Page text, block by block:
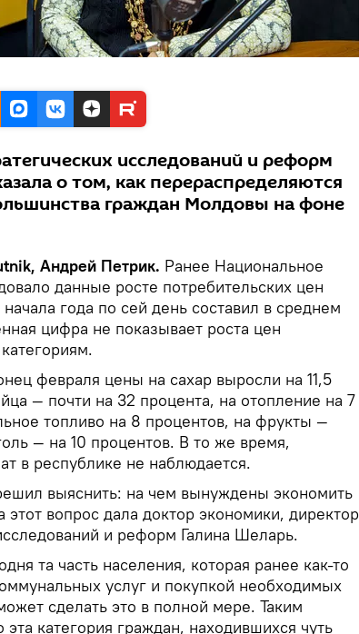
исследований и реформ
о том, как перераспределяются
граждан Молдовы на фоне
, Андрей Петрик. Ранее Национальное
данные росте потребительских цен
года по сей день составил в среднем
цифра не показывает роста цен
февраля цены на сахар выросли на 11,5
— почти на 32 процента, на отопление на 7
топливо на 8 процентов, на фрукты —
— на 10 процентов. В то же время,
в республике не наблюдается.
выяснить: на чем вынуждены экономить
вопрос дала доктор экономики, директор
и реформ Галина Шеларь.
та часть населения, которая ранее как-то
услуг и покупкой необходимых
сделать это в полной мере. Таким
эта категория граждан, находившихся чуть